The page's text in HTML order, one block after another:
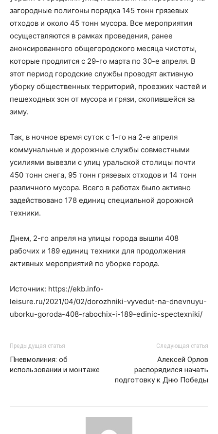
загородные полигоны порядка 145 тонн грязевых
отходов и около 45 тонн мусора. Все мероприятия
осуществляются в рамках проведения, ранее
анонсированного общегородского месяца чистоты,
которые продлится с 29-го марта по 30-е апреля. В
этот период городские службы проводят активную
уборку общественных территорий, проезжих частей и
пешеходных зон от мусора и грязи, скопившейся за
зиму.
Так, в ночное время суток с 1-го на 2-е апреля
коммунальные и дорожные службы совместными
усилиями вывезли с улиц уральской столицы почти
450 тонн снега, 95 тонн грязевых отходов и 14 тонн
различного мусора. Всего в работах было активно
задействовано 178 единиц специальной дорожной
техники.
Днем, 2-го апреля на улицы города вышли 408
рабочих и 189 единиц техники для продолжения
активных мероприятий по уборке города.
Источник: https://ekb.info-
leisure.ru/2021/04/02/dorozhniki-vyvedut-na-dnevnuyu-
uborku-goroda-408-rabochix-i-189-edinic-spectexniki/
Предыдущая статья
Пневмолиния: об
использовании и монтаже
Следующая статья
Алексей Орлов
распорядился начать
подготовку к Дню Победы